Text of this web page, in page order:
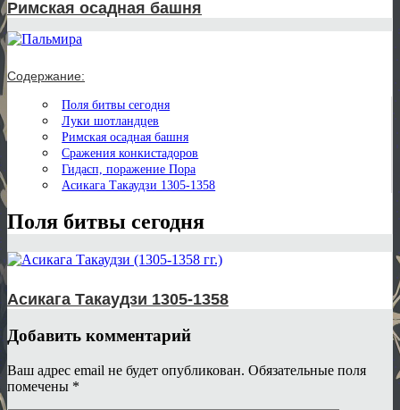
Римская осадная башня
Содержание:
Поля битвы сегодня
Луки шотландцев
Римская осадная башня
Сражения конкистадоров
Гидасп, поражение Пора
Асикага Такаудзи 1305-1358
Поля битвы сегодня
Асикага Такаудзи 1305-1358
Добавить комментарий
Ваш адрес email не будет опубликован. Обязательные поля
помечены *